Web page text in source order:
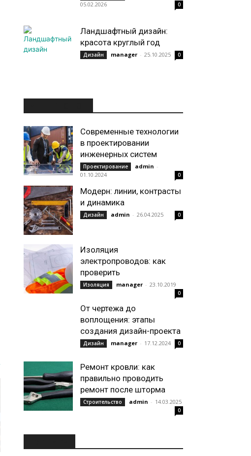
05.02.2026
0
Ландшафтный дизайн:
красота круглый год
Дизайн manager - 25.10.2025 0
Современные технологии
в проектировании
инженерных систем
Проектирование admin -
01.10.2024
0
Модерн: линии, контрасты
и динамика
Дизайн admin - 26.04.2025 0
Изоляция
электропроводов: как
проверить
Изоляция manager - 23.10.2019
0
От чертежа до
воплощения: этапы
создания дизайн-проекта
Дизайн manager - 17.12.2024 0
Ремонт кровли: как
правильно проводить
ремонт после шторма
Строительство admin - 14.03.2025
0